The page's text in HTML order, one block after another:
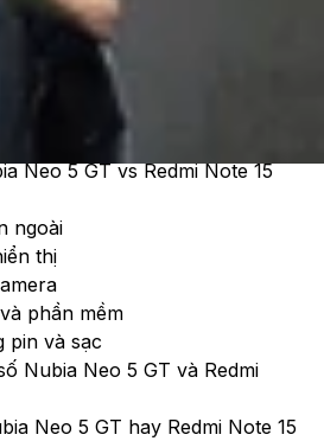
Neo 5 GT vs Redmi Note 15
ngoài
thị
phần mềm
pin và sạc
Nubia Neo 5 GT và Redmi
Neo 5 GT hay Redmi Note 15